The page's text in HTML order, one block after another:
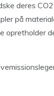
deres
på
opretholder